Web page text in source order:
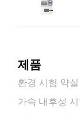
제품
환경 시험 약실
가속 내후성 시